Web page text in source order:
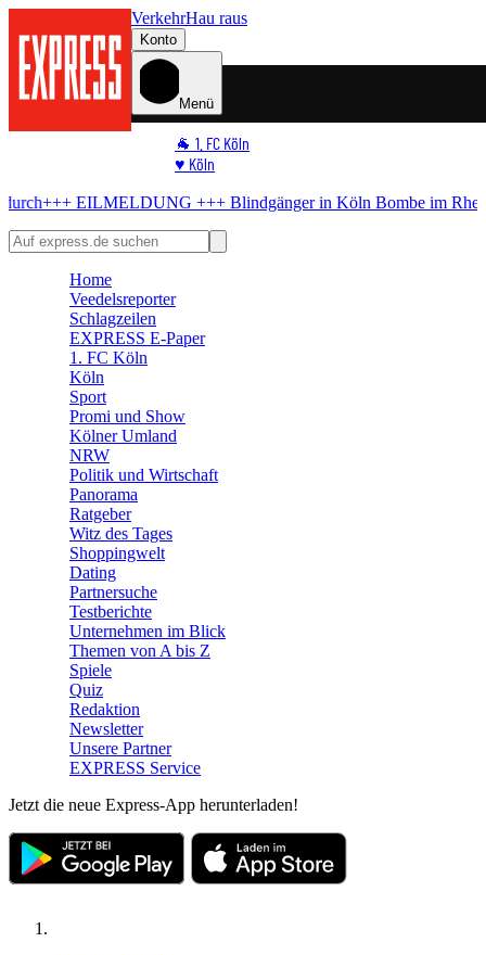
VerkehrHau raus
Konto
Menü
🐐 1. FC Köln
♥️ Köln
🏆 Sport
+++Blindgänger in KölnBombe im Rhein! Hier kommt keiner
Home
Veedelsreporter
Schlagzeilen
EXPRESS E-Paper
1. FC Köln
Köln
Sport
Promi und Show
Kölner Umland
NRW
Politik und Wirtschaft
Panorama
Ratgeber
Witz des Tages
Shoppingwelt
Dating
Partnersuche
Testberichte
Unternehmen im Blick
Themen von A bis Z
Spiele
Quiz
Redaktion
Newsletter
Unsere Partner
EXPRESS Service
Jetzt die neue Express-App herunterladen!